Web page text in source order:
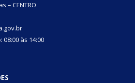
– CENTRO
às 14:00